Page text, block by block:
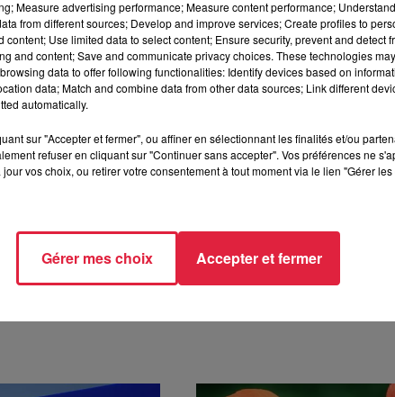
sont plus ou moins précis : ils se basent sur le nombre
nombre de citations et enfin uniquement les
publications
Measure advertising performance; Measure content performance;
from different sources; Develop and improve services; Create profiles to
Use limited data to select content; Ensure security, prevent and detect
and content; Save and communicate privacy choices. These technologies
data to offer following functionalities: Identify devices based on
data; Match and combine data from other data sources; Link different
automatically.
sur "Accepter et fermer", ou affiner en sélectionnant les finalités et/ou
refuser en cliquant sur "Continuer sans accepter". Vos préférences ne
vos choix, ou retirer votre consentement à tout moment via le lien "Gérer
Gérer mes choix Accepter et fermer